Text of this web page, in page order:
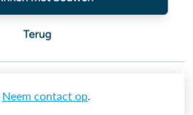
Neem contact op